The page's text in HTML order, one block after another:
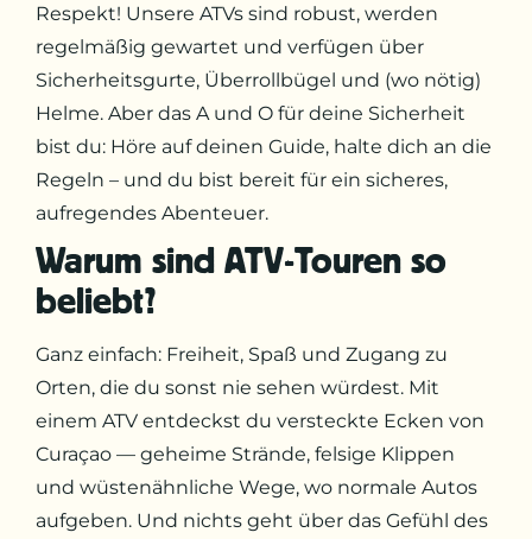
Respekt! Unsere ATVs sind robust, werden
regelmäßig gewartet und verfügen über
Sicherheitsgurte, Überrollbügel und (wo nötig)
Helme. Aber das A und O für deine Sicherheit
bist du: Höre auf deinen Guide, halte dich an die
Regeln – und du bist bereit für ein sicheres,
aufregendes Abenteuer.
Warum sind ATV-Touren so
beliebt?
Ganz einfach: Freiheit, Spaß und Zugang zu
Orten, die du sonst nie sehen würdest. Mit
einem ATV entdeckst du versteckte Ecken von
Curaçao — geheime Strände, felsige Klippen
und wüstenähnliche Wege, wo normale Autos
aufgeben. Und nichts geht über das Gefühl des